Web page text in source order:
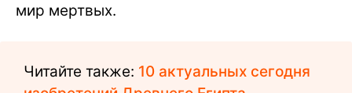
мир мертвых.
Читайте также: 10 актуальных сегодня